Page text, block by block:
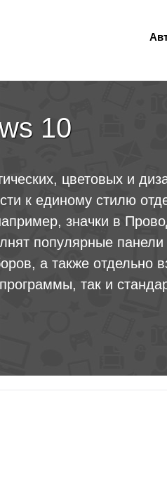
10
цветовых и
к единому стилю
значки в
популярные панели
а также отдельно
так и